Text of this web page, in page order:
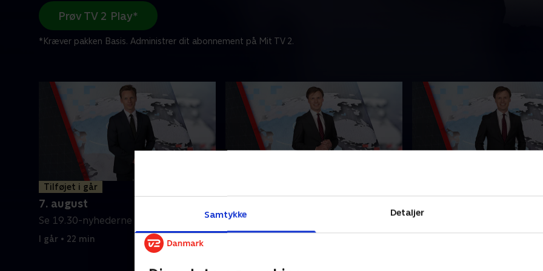
Samtykke Detaljer
Prøv TV 2 Play*
*Kræver pakken Basis. Administrer dit abonnement på Mit TV 2.
Tilføjet i går
7. august
Se 19.30-nyhederne fra tvSyd.
I går • 22 min
Se 19.30-nyhederne fra tvSyd. Se 19.30-nyhederne fra